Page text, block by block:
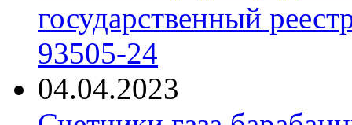
государственный
93505-24
04.04.2023